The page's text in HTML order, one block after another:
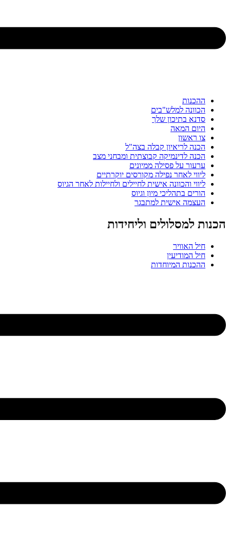
למלש"בים
בתיכון שלך
המאה
לריאיון קבלה בצה"ל
לדינמיקה קבוצתית ומבחני מצב
על פסילה ממיונים
לאחר נפילה מקורסים יוקרתיים
והכוונה אישית לחיילים ולחיילות לאחר הגיוס
בתהליכי מיון וגיוס
אישית למתבגר
וליחידות
המיוחדות